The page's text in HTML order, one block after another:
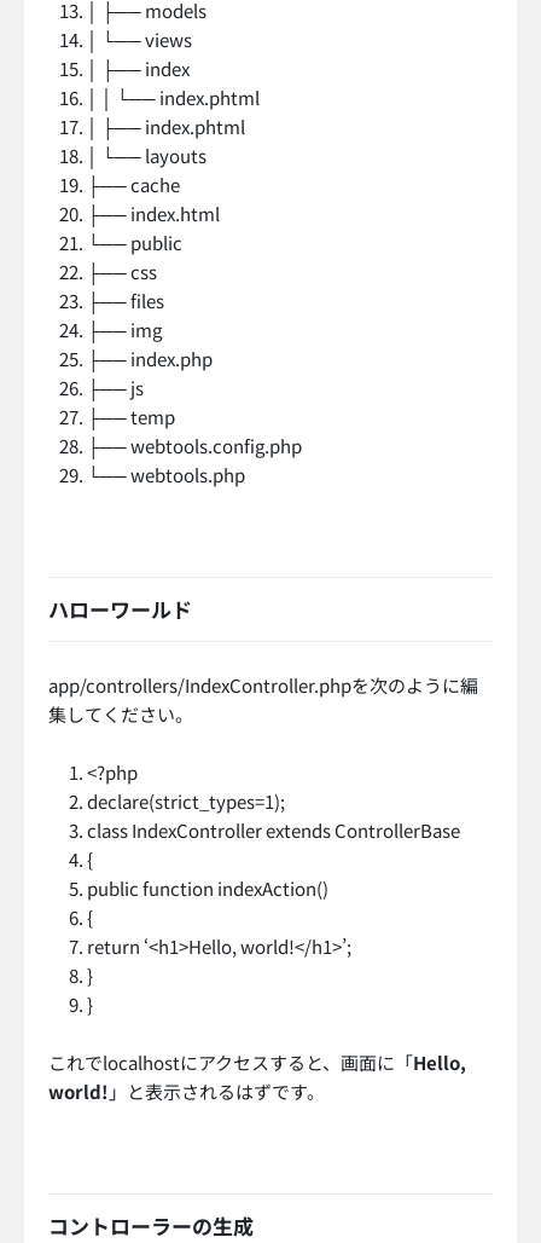
│ ├── models
│ └── views
│ ├── index
│ │ └── index.phtml
│ ├── index.phtml
│ └── layouts
├── cache
├── index.html
└── public
├── css
├── files
├── img
├── index.php
├── js
├── temp
├── webtools.config.php
└── webtools.php
ハローワールド
app/controllers/IndexController.phpを次のように編
集してください。
<?php
declare(strict_types=1);
class IndexController extends ControllerBase
{
public function indexAction()
{
return ‘<h1>Hello, world!</h1>’;
}
}
これでlocalhostにアクセスすると、画面に「Hello,
world! 」と表示されるはずです。
コントローラーの生成